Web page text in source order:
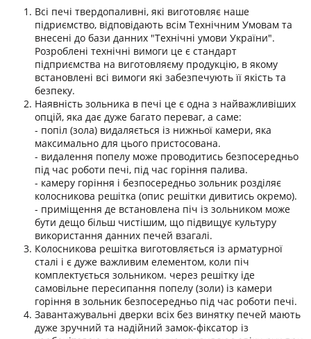
Всі печі твердопаливні, які виготовляє наше
підриємство, відповідають всім Технічним Умовам та
внесені до бази данних "Технічні умови України".
Розроблені технічні вимоги це є стандарт
підприємства на виготовляєму продукцію, в якому
встановлені всі вимоги які забезпечують її якість та
безпеку.
Наявність зольника в печі це є одна з найважливіших
опцій, яка дає дуже багато переваг, а саме:
- попіл (зола) видаляється із нижньої камери, яка
максимально для цього пристосована.
- видалення попелу може проводитись безпосередньо
під час роботи печі, під час горіння палива.
- камеру горіння і безпосередньо зольник розділяє
колосникова решітка (опис решітки дивитись окремо).
- приміщення де встановлена піч із зольником може
бути дещо більш чистішим, що підвищує культуру
використання данних печей взагалі.
Колосникова решітка виготовляється із арматурної
сталі і є дуже важливим елементом, коли піч
комплектується зольником. через решітку іде
самовільне пересипання попелу (золи) із камери
горіння в зольник безпосередньо під час роботи печі.
Завантажувальні дверки всіх без винятку печей мають
дуже зручний та надійний замок-фіксатор із